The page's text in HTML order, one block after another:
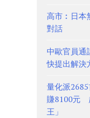
高市︰日本
對話
中歐官員通
快提出解決
量化派
賺8100元
王」